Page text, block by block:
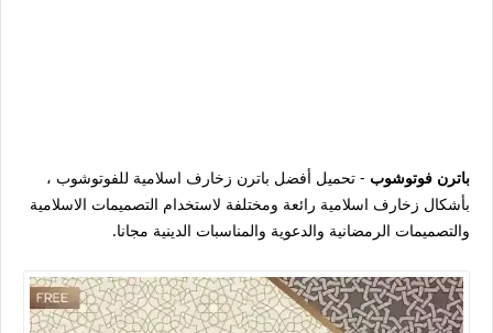
باترن فوتوشوب - تحميل أفضل باترن زخارف اسلامية للفوتوشوب ،
بأشكال زخارف اسلامية رائعة ومختلفة لاستخدام التصميمات الاسلامية
والتصميمات الرمضانية والدعوية والمناسبات الدينية مجانا.